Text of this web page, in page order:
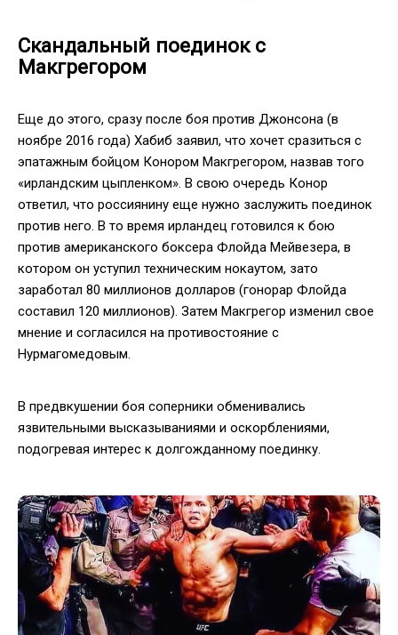
Скандальный поединок с
Макгрегором
Еще до этого, сразу после боя против Джонсона (в
ноябре 2016 года) Хабиб заявил, что хочет сразиться с
эпатажным бойцом Конором Макгрегором, назвав того
«ирландским цыпленком». В свою очередь Конор
ответил, что россиянину еще нужно заслужить поединок
против него. В то время ирландец готовился к бою
против американского боксера Флойда Мейвезера, в
котором он уступил техническим нокаутом, зато
заработал 80 миллионов долларов (гонорар Флойда
составил 120 миллионов). Затем Макгрегор изменил свое
мнение и согласился на противостояние с
Нурмагомедовым.
В предвкушении боя соперники обменивались
язвительными высказываниями и оскорблениями,
подогревая интерес к долгожданному поединку.